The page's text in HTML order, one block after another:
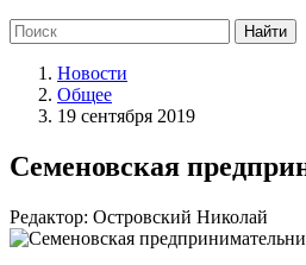
Новости
Общее
19 сентября 2019
Семеновская
Редактор: Островский Николай